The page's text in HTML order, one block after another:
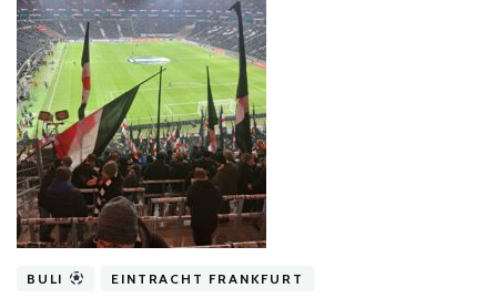
BULI EINTRACHT FRANKFURT